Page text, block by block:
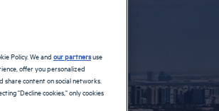
Policy. We andour partnersuse
offer you personalized
content on social networks.
"Decline cookies," only cookies